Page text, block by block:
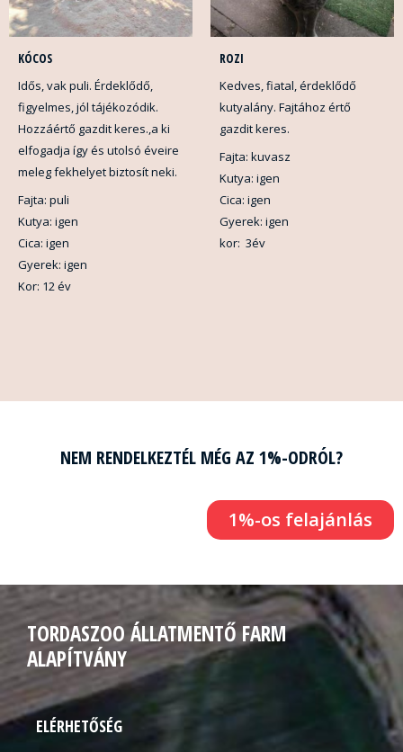
KÓCOS
Idős, vak puli. Érdeklődő,
figyelmes, jól tájékozódik.
Hozzáértő gazdit keres.,a ki
elfogadja így és utolsó éveire
meleg fekhelyet biztosít neki.
Fajta: puli
Kutya: igen
Cica: igen
Gyerek: igen
Kor: 12 év
ROZI
Kedves, fiatal, érdeklődő
kutyalány. Fajtához értő
gazdit keres.
Fajta: kuvasz
Kutya: igen
Cica: igen
Gyerek: igen
kor: 3év
NEM RENDELKEZTÉL MÉG AZ 1%-ODRÓL?
1%-os felajánlás
TORDASZOO ÁLLATMENTŐ FARM
ALAPÍTVÁNY
ELÉRHETŐSÉG